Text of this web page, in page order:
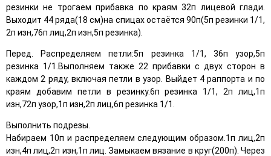
резинки не трогаем прибавка по краям 32п лицевой глади.
Выходит 44 ряда(18 см)на спицах остаётся 90п(5п резинки 1/1,
2п изн,76п лиц,2п изн,5п резинка).
Перед. Распределяем петли:5п резинка 1/1, 36п узор,5п
резинка 1/1.Выполняем также 22 прибавки с двух сторон в
каждом 2 ряду, включая петли в узор. Выйдет 4 раппорта и по
краям добавим петли в резинку.6п резинка 1/1, 2п лиц,1п
изн,72п узор,1п изн,2п лиц,6п резинка 1/1.
Выполнить подрезы.
Набираем 10п и распределяем следующим образом.1п лиц,2п
изн,4п лиц,2п изн,1п лиц. Замыкаем вязание в круг(200п). Через